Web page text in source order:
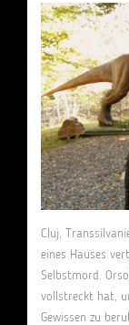
Cluj,
eines Hauses
Selbstmord.
vollstreckt hat,
Gewissen zu